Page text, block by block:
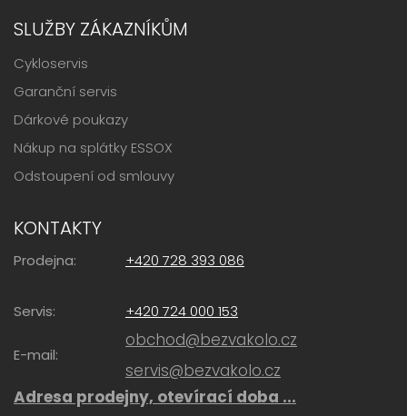
SLUŽBY ZÁKAZNÍKŮM
Cykloservis
Garanční servis
Dárkové poukazy
Nákup na splátky ESSOX
Odstoupení od smlouvy
KONTAKTY
Prodejna: +420 728 393 086
Servis: +420 724 000 153
E-mail:
obchod@bezvakolo.cz
servis@bezvakolo.cz
Adresa prodejny, otevírací doba ...